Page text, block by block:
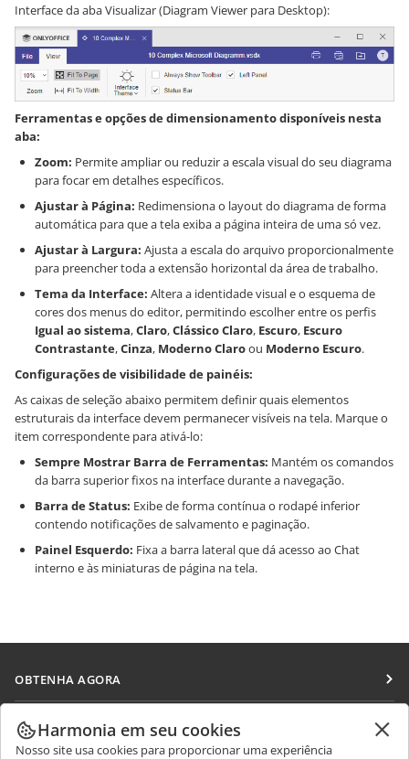
Interface da aba Visualizar (Diagram Viewer para Desktop):
Ferramentas e opções de dimensionamento disponíveis nesta
aba:
Zoom: Permite ampliar ou reduzir a escala visual do seu diagrama
para focar em detalhes específicos.
Ajustar à Página: Redimensiona o layout do diagrama de forma
automática para que a tela exiba a página inteira de uma só vez.
Ajustar à Largura: Ajusta a escala do arquivo proporcionalmente
para preencher toda a extensão horizontal da área de trabalho.
Tema da Interface: Altera a identidade visual e o esquema de
cores dos menus do editor, permitindo escolher entre os perfis
Igual ao sistema,Claro,Clássico Claro, Escuro, Escuro
Contrastante,Cinza, Moderno Claroou Moderno Escuro.
Configurações de visibilidade de painéis:
As caixas de seleção abaixo permitem definir quais elementos
estruturais da interface devem permanecer visíveis na tela. Marque o
item correspondente para ativá-lo:
Sempre Mostrar Barra de Ferramentas: Mantém os comandos
da barra superior fixos na interface durante a navegação.
Barra de Status: Exibe de forma contínua o rodapé inferior
contendo notificações de salvamento e paginação.
Painel Esquerdo: Fixa a barra lateral que dá acesso ao Chat
interno e às miniaturas de página na tela.
OBTENHA AGORA
Docs
DocSpace
COLABORAR
Para colaboradores
Harmonia em seu cookies
Nosso site usa cookies para proporcionar uma experiência